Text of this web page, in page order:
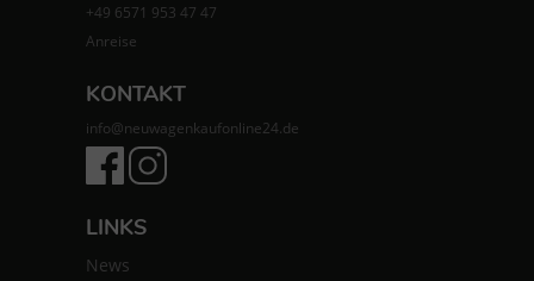
+49 6571 953 47 47
Anreise
KONTAKT
info@neuwagenkaufonline24.de
LINKS
News